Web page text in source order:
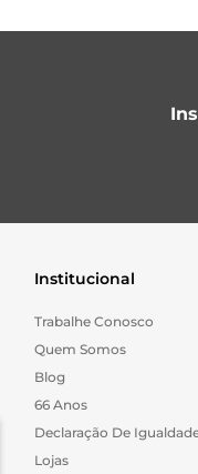
Institucional
Trabalhe Conosco
Quem Somos
Blog
66 Anos
Declaração De
Lojas